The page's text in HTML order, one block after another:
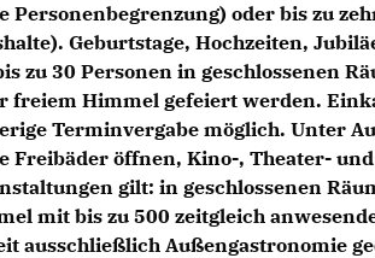
Personenbegrenzung) oder bis zu
Geburtstage, Hochzeiten,
zu 30 Personen in geschlossenen
freiem Himmel gefeiert werden.
Terminvergabe möglich. Unter
Freibäder öffnen, Kino-, Theater-
gilt: in geschlossenen
mit bis zu 500 zeitgleich
ausschließlich Außengastronomie